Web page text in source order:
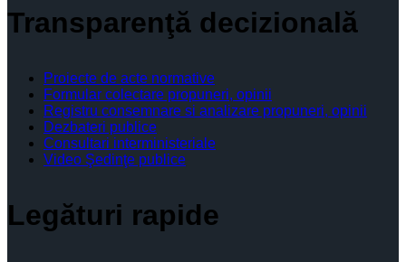
Transparenţă decizională
Proiecte de acte normative
Formular colectare propuneri, opinii
Registru consemnare si analizare propuneri, opinii
Dezbateri publice
Consultari interministeriale
Video Şedinţe publice
Legături rapide